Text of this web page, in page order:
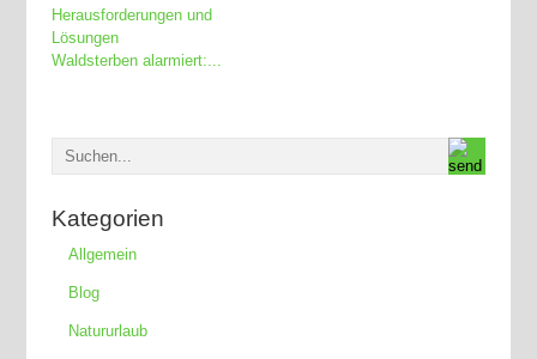
Waldsterben alarmiert:...
Kategorien
Allgemein
Blog
Natururlaub